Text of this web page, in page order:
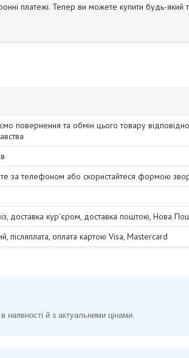
платежі. Тепер ви можете купити будь-який
повернення та обмін цього товару
за телефоном або скористайтеся формою
доставка кур'єром, доставка поштою, Нова
післяплата, оплата картою Visa, Mastercard
наявності й з актуальними цінами.